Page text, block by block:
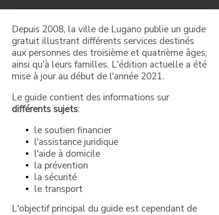
Depuis 2008, la ville de Lugano publie un guide
gratuit illustrant différents services destinés
aux personnes des troisième et quatrième âges,
ainsi qu'à leurs familles. L'édition actuelle a été
mise à jour au début de l'année 2021.
Le guide contient des informations sur
différents sujets:
le soutien financier
l'assistance juridique
l'aide à domicile
la prévention
la sécurité
le transport
L'objectif principal du guide est cependant de